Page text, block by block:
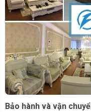
Bảo hành và vận